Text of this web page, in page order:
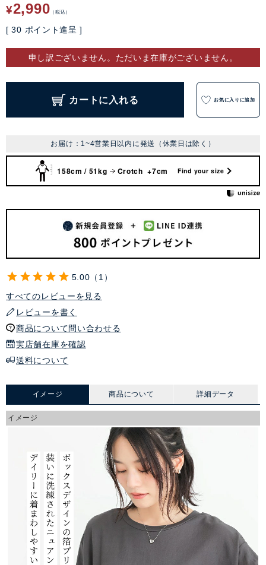
¥2,990 税込
[ 30 ポイント進呈 ]
申し訳ございません。ただいま在庫がございません。
カートに入れる お気に入りに追加
お届け：1~4営業日以内に発送（休業日は除く）
158cm / 51kg Crotch +7cm Find your size
5.00
1
すべてのレビューを見る
レビューを書く
商品について問い合わせる
実店舗在庫を確認
送料について
イメージ 商品について 詳細データ
イメージ